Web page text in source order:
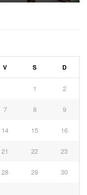
V S D
1 2
7 8 9
14 15 16
21 22 23
28 29 30